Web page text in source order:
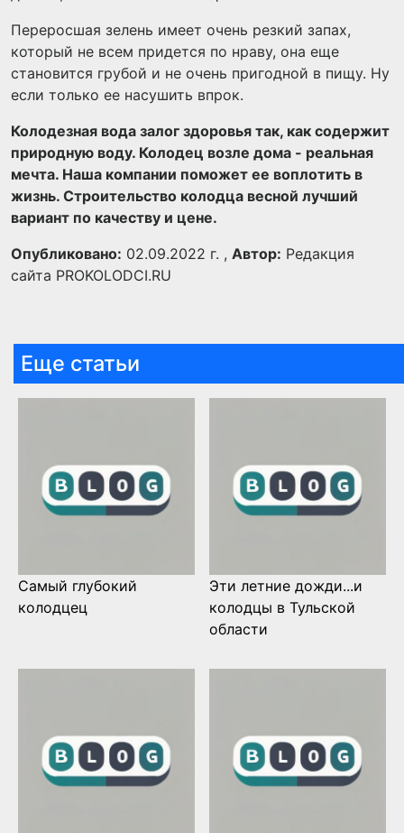
Переросшая зелень имеет очень резкий запах,
который не всем придется по нраву, она еще
становится грубой и не очень пригодной в пищу. Ну
если только ее насушить впрок.
Колодезная вода залог здоровья так, как содержит
природную воду. Колодец возле дома - реальная
мечта. Наша компании поможет ее воплотить в
жизнь. Строительство колодца весной лучший
вариант по качеству и цене.
Опубликовано: 02.09.2022 г. , Автор: Редакция
сайта PROKOLODCI.RU
Еще статьи
Самый глубокий
колодцец
Эти летние дожди...и
колодцы в Тульской
области